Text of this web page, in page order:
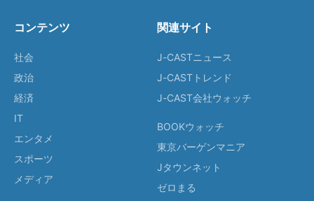
コンテンツ
社会
政治
経済
IT
エンタメ
スポーツ
メディア
関連サイト
J-CASTニュース
J-CASTトレンド
J-CAST会社ウォッチ
BOOKウォッチ
東京バーゲンマニア
Jタウンネット
ゼロまる